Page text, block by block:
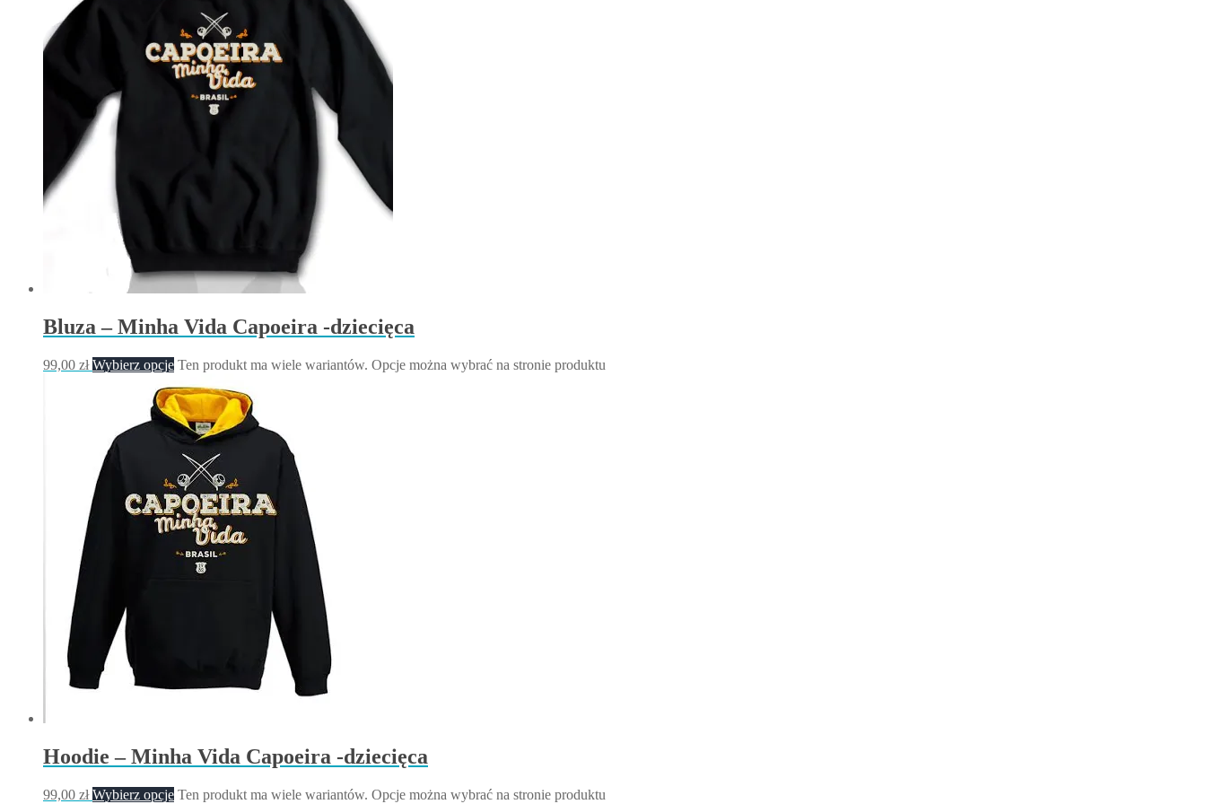
Bluza – Minha Vida Capoeira -dziecięca
99,00 zł Wybierz opcje Ten produkt ma wiele wariantów. Opcje można wybrać na stronie produktu
Hoodie – Minha Vida Capoeira -dziecięca
99,00 zł Wybierz opcje Ten produkt ma wiele wariantów. Opcje można wybrać na stronie produktu